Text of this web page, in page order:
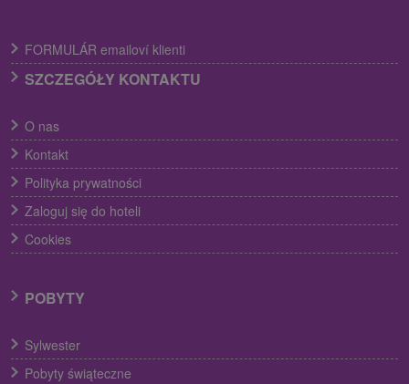
FORMULÁR emailoví klienti
SZCZEGÓŁY KONTAKTU
O nas
Kontakt
Polityka prywatności
Zaloguj się do hoteli
Cookies
POBYTY
Sylwester
Pobyty świąteczne